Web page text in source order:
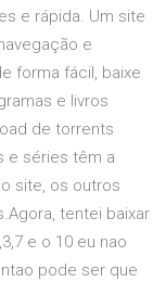
e rápida. Um site
e
forma fácil, baixe
e livros
de torrents
e séries têm a
site, os outros
tentei baixar
e o 10 eu nao
pode ser que